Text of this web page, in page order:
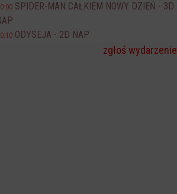
SPIDER-MAN CAŁKIEM NOWY DZIEŃ - 3D
ODYSEJA - 2D NAP
zgłoś wydarzenie